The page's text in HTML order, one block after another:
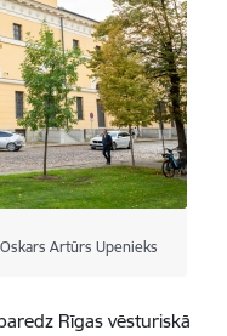
Artūrs Upenieks
Rīgas vēsturiskā